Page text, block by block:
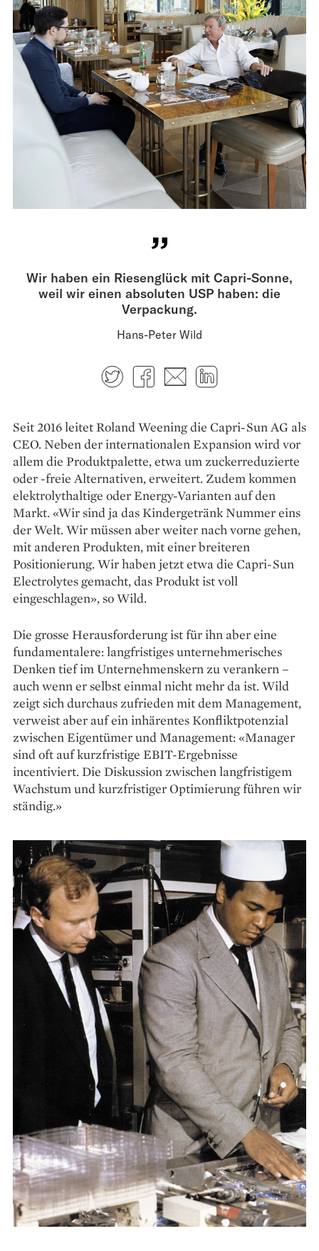
Wir haben ein Riesenglück mit Capri-Sonne,
weil wir einen absoluten USP haben: die
Verpackung.
Hans-Peter Wild
TwitterFacebook
E-mail
Seit 2016 leitet Roland Weening die Capri-Sun AG als
CEO. Neben der internationalen Expansion wird vor
allem die Produktpalette, etwa um zucker­reduzierte
oder -freie Alternativen, erweitert. Zudem kommen
elektrolythaltige oder Energy-Varianten auf den
Markt. «Wir sind ja das Kindergetränk Nummer eins
der Welt. Wir müssen aber weiter nach vorne gehen,
mit anderen Produkten, mit einer breiteren
Positionierung. Wir haben jetzt etwa die Capri-Sun
Electrolytes gemacht, das Produkt ist voll
eingeschlagen», so Wild.
Die grosse Herausforderung ist für ihn aber eine
fundamentalere: langfristiges unternehmerisches
Denken tief im Unternehmenskern zu verankern –
auch wenn er selbst einmal nicht mehr da ist. Wild
zeigt sich durchaus zufrieden mit dem Management,
verweist aber auf ein inhärentes Konfliktpotenzial
zwischen Eigentümer und Management: «Manager
sind oft auf kurzfristige EBIT-Ergebnisse
incentiviert. Die Dis­kussion zwischen langfristigem
Wachstum und kurzfristiger Optimierung führen wir
ständig.»